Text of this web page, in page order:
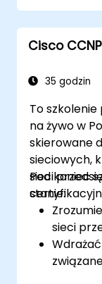
Cisco CCNP
35 godzin
To
na żywo w
skierowane
sieciowych,
sieci
Pod koniec
stanie:
sieci